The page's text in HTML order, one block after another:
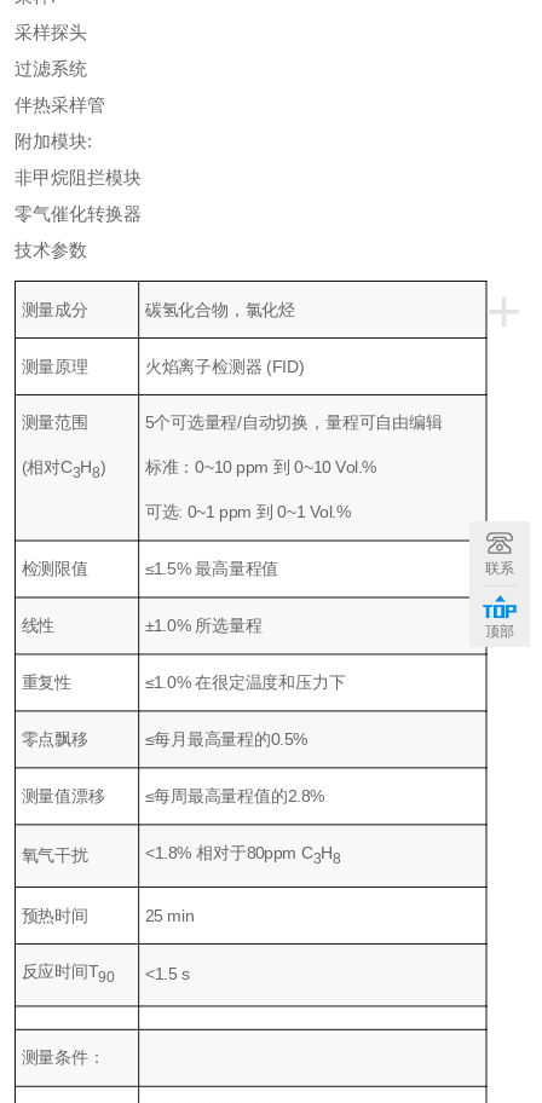
采样探头
过滤系统
伴热采样管
附加模块:
非甲烷阻拦模块
零气催化转换器
技术参数
+
测量成分 碳氢化合物，氯化烃
测量原理 火焰离子检测器 (FID)
测量范围
(相对C3H8)
5个可选量程/自动切换，量程可自由编辑
标准：0~10 ppm 到 0~10 Vol.%
可选: 0~1 ppm 到 0~1 Vol.%
检测限值 ≤1.5% 最高量程值
线性 ±1.0% 所选量程
重复性 ≤1.0% 在很定温度和压力下
零点飘移 ≤每月最高量程的0.5%
测量值漂移 ≤每周最高量程值的2.8%
氧气干扰 <1.8% 相对于80ppm C3H8
预热时间 25 min
反应时间T90 <1.5 s
测量条件：
联系
顶部